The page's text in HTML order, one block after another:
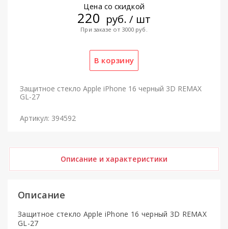
Цена со скидкой
220 руб. / шт
При заказе от 3000 руб.
Защитное стекло Apple iPhone 16 черный 3D REMAX
GL-27
Артикул: 394592
Описание и характеристики
Описание
Защитное стекло Apple iPhone 16 черный 3D REMAX
GL-27